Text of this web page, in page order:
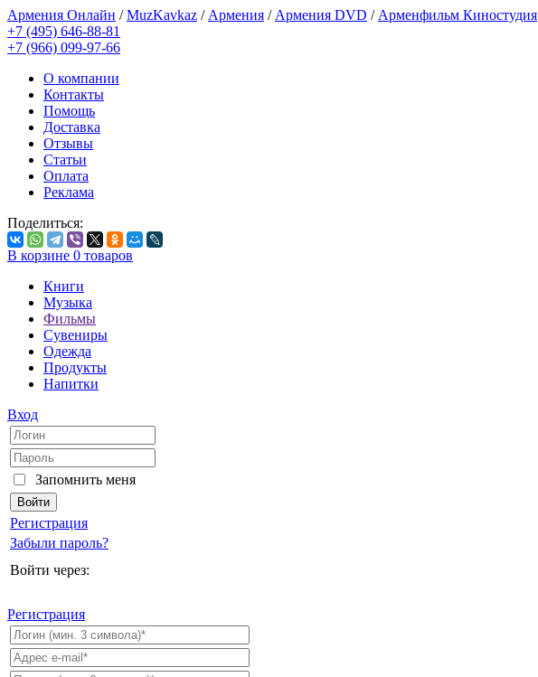
Армения Онлайн /MuzKavkaz / Армения / Армения DVD / Арменфильм Киностудия
+7 (495) 646-88-81
+7 (966) 099-97-66
О компании
Контакты
Помощь
Доставка
Отзывы
Статьи
Оплата
Реклама
Поделиться:
В корзине 0 товаров
Книги
Музыка
Фильмы
Сувениры
Одежда
Продукты
Напитки
Вход
Запомнить меня
Регистрация
Забыли пароль?
Войти через:
Регистрация